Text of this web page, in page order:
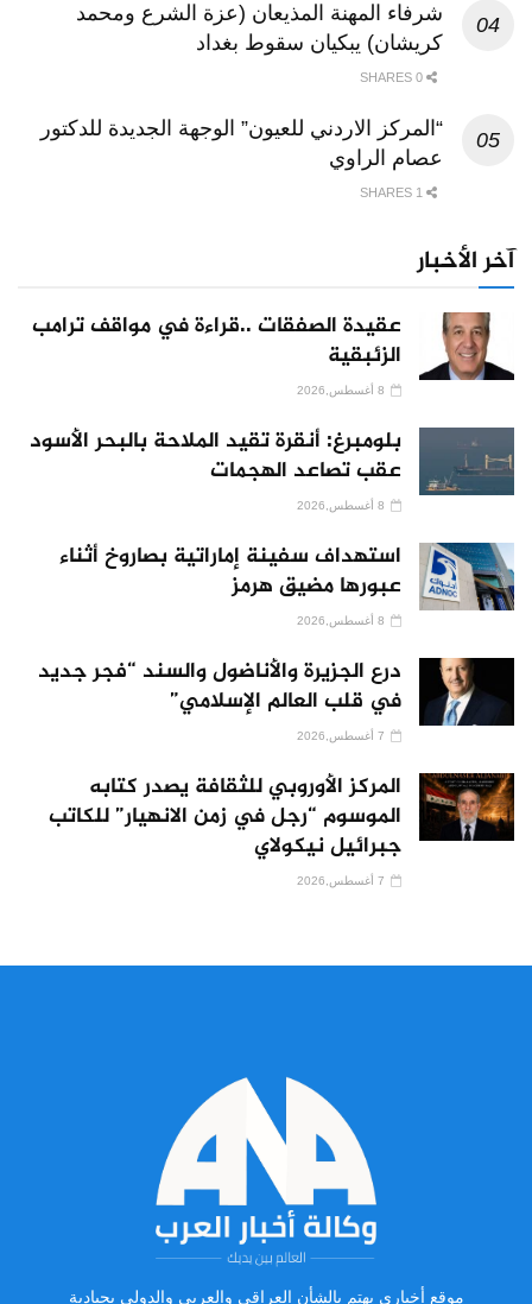
شرفاء المهنة المذيعان (عزة الشرع ومحمد
كريشان) يبكيان سقوط بغداد
“المركز الاردني للعيون” الوجهة الجديدة للدكتور
عصام الراوي
آخر الأخبار
عقيدة الصفقات ..قراءة في مواقف ترامب
الزئبقية
بلومبرغ: أنقرة تقيد الملاحة بالبحر الأسود
عقب تصاعد الهجمات
استهداف سفينة إماراتية بصاروخ أثناء
عبورها مضيق هرمز
درع الجزيرة والأناضول والسند “فجر جديد
في قلب العالم الإسلامي”
المركز الأوروبي للثقافة يصدر كتابه
الموسوم “رجل في زمن الانهيار” للكاتب
جبرائيل نيكولاي
موقع أخباري يهتم بالشأن العراقي والعربي والدولي بحيادية